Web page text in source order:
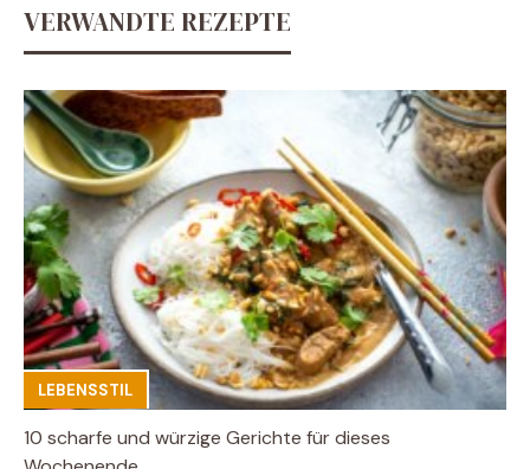
VERWANDTE REZEPTE
LEBENSSTIL
10 scharfe und würzige Gerichte für dieses